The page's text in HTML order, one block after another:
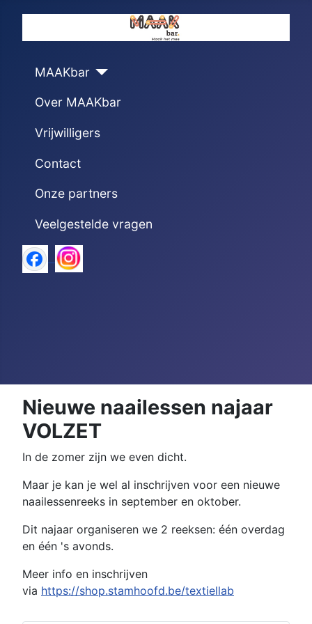
MAAKbar
Over MAAKbar
Vrijwilligers
Contact
Onze partners
Veelgestelde vragen
Nieuwe naailessen najaar
VOLZET
In de zomer zijn we even dicht.
Maar je kan je wel al inschrijven voor een nieuwe
naailessenreeks in september en oktober.
Dit najaar organiseren we 2 reeksen: één overdag
en één 's avonds.
Meer info en inschrijven
via https://shop.stamhoofd.be/textiellab